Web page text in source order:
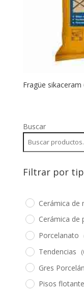
Fragüe sikaceram
Buscar
Filtrar por
Cerámica de
Cerámica de
Porcelanato
Tendencias
Gres
Pisos